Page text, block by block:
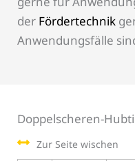
der Fördertechnik
Anwendungsfälle
Doppelscheren-
Zur Seite wischen